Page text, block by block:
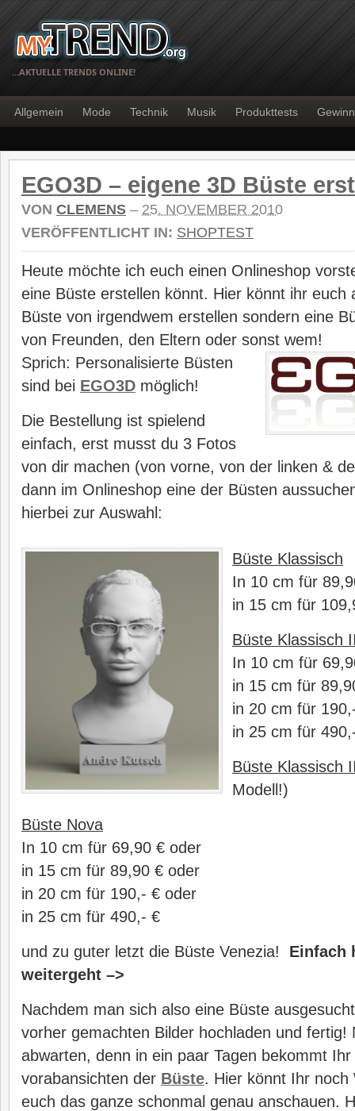
…AKTUELLE TRENDS ONLINE!
Allgemein Mode Technik Musik Produkttests
EGO3D – eigene 3D Büste
VON CLEMENS – 25. NOVEMBER 2010
VERÖFFENTLICHT IN: SHOPTEST
Heute möchte ich euch einen Onlineshop
eine Büste erstellen könnt. Hier könnt ihr euch
Büste von irgendwem erstellen sondern eine
von Freunden, den Eltern oder sonst wem!
Sprich: Personalisierte Büsten
sind bei EGO3D möglich!
Die Bestellung ist spielend
einfach, erst musst du 3 Fotos
von dir machen (von vorne, von der linken &
dann im Onlineshop eine der Büsten
hierbei zur Auswahl:
Büste Klassisch
In 10 cm für
in 15 cm für
Büste Klassisch
In 10 cm für
in 15 cm für
in 20 cm für
in 25 cm für
Büste Klassisch
Modell!)
Büste Nova
In 10 cm für 69,90 € oder
in 15 cm für 89,90 € oder
in 20 cm für 190,- € oder
in 25 cm für 490,- €
und zu guter letzt die Büste Venezia! Einfach
weitergeht –>
Nachdem man sich also eine Büste
vorher gemachten Bilder hochladen und fertig!
abwarten, denn in ein paar Tagen bekommt
vorabansichten der Büste. Hier könnt Ihr noch
euch das ganze schonmal genau anschauen.